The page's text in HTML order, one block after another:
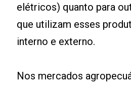
elétricos) quanto para
que utilizam esses
interno e externo.
Nos mercados